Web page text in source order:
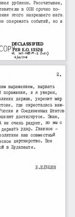
рубикон. Рассчитываю,
в  ООН  срочно по­
этого назревшего шага.
опережать событий, но  :и
DECLASSIFIED
Е.0.13526
vt.  �,,;--ot/; -it'I --z. (; ,'П)
4 / rti/ 1:нt
2.
выражением,
вырвать
пораженяя,
и  я  уверен,
держав, укреm1т мир
где  скрестипсь важ­
и  Соединенных Штатов
достигнутое. Знаю,
не  очень радуют, но  мы  с
держать удар. Главное -
наш  совместный
партнерство. Все
в  Будаnештео
БоЕ.7ТhЦИН